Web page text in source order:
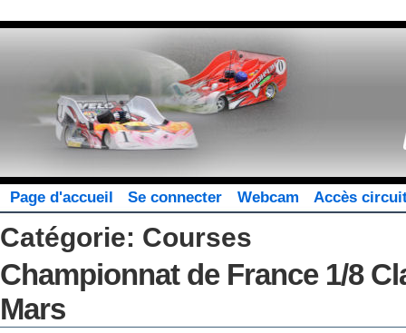
Page d'accueil Se connecter Webcam Accès
Catégorie: Courses
Championnat de France 1/8
Mars